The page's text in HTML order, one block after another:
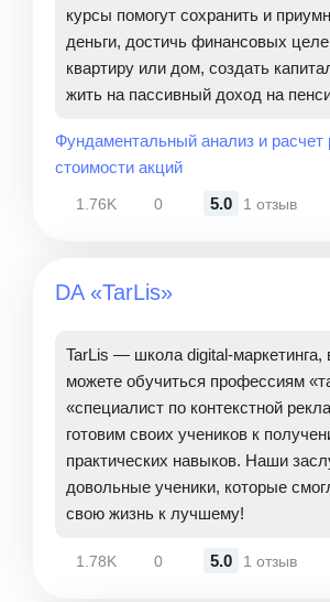
курсы помогут сохранить и
деньги, достичь финансовых
квартиру или дом, создать
жить на пассивный доход на
Фундаментальный анализ и расчет
стоимости акций
1.76K 0 5.0 1 отзыв
DA «TarLis»
TarLis — школа digital-маркетинга,
можете обучиться профессиям
«специалист по контекстной
готовим своих учеников к
практических навыков. Наши
довольные ученики, которые
свою жизнь к лучшему!
1.78K 0 5.0 1 отзыв